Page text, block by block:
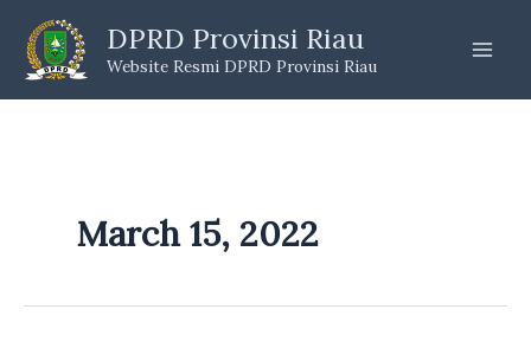
content
DPRD Provinsi Riau
Website Resmi DPRD Provinsi Riau
March 15, 2022